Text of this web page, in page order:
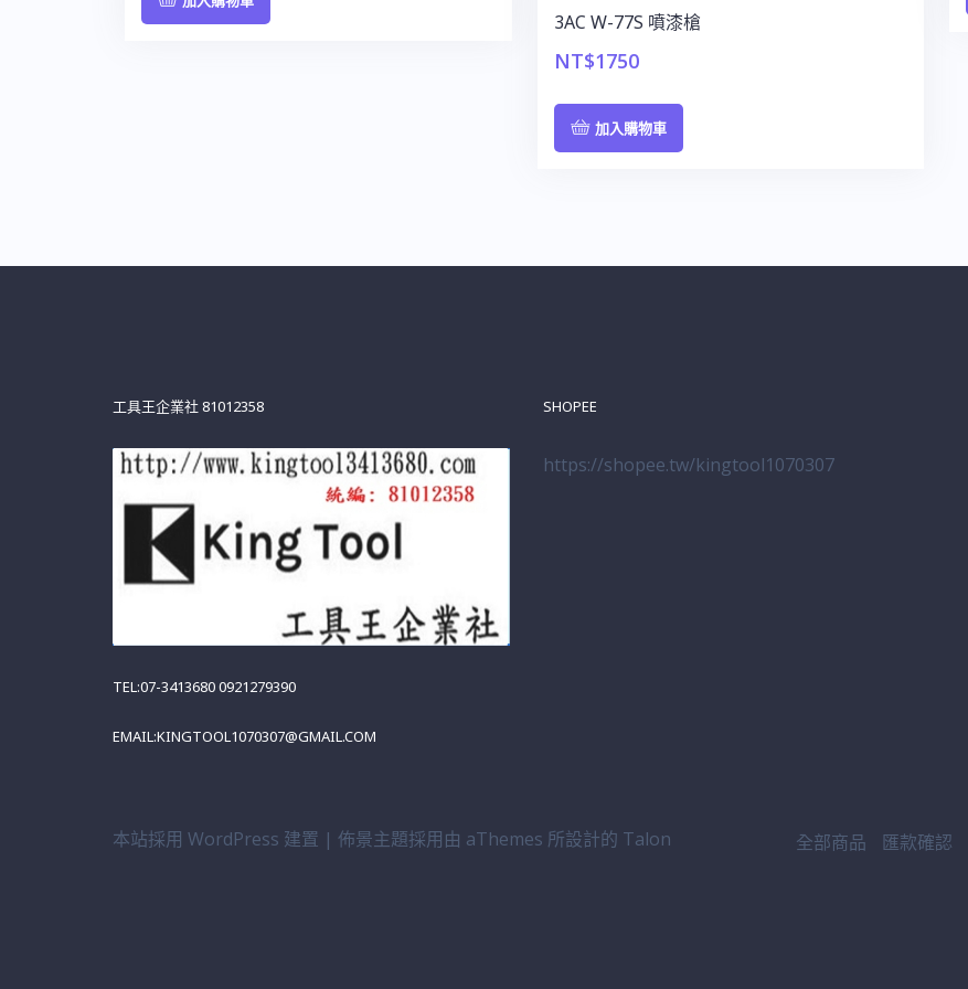
3AC W-77S 噴漆槍
NT$1750
加入購物車
工具王企業社 81012358
TEL:07-3413680 0921279390
EMAIL:KINGTOOL1070307@GMAIL.COM
SHOPEE
https://shopee.tw/kingtool1070307
本站採用 WordPress 建置 | 佈景主題採用由 aThemes 所設計的 Talon 全部商品 匯款確認